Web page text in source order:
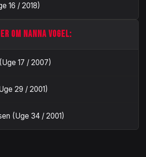
16 / 2018)
OM NANNA VOGEL:
17 / 2007)
29 / 2001)
(Uge 34 / 2001)